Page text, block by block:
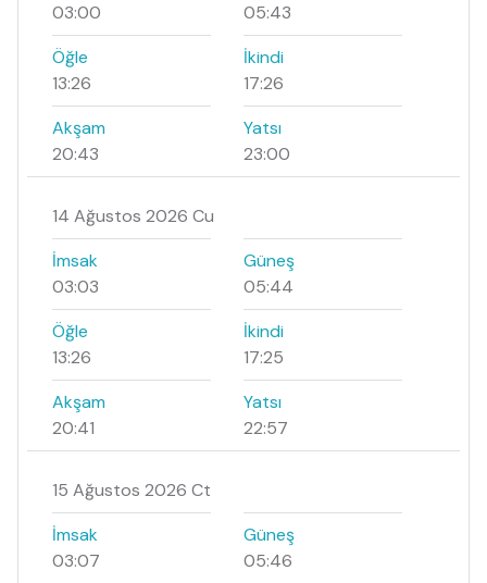
03:00
05:43
Öğle
13:26
İkindi
17:26
Akşam
20:43
Yatsı
23:00
14 Ağustos 2026 Cu
İmsak
03:03
Güneş
05:44
Öğle
13:26
İkindi
17:25
Akşam
20:41
Yatsı
22:57
15 Ağustos 2026 Ct
İmsak
03:07
Güneş
05:46